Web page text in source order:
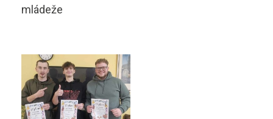
Kurz po zadržení ŘP
mládeže